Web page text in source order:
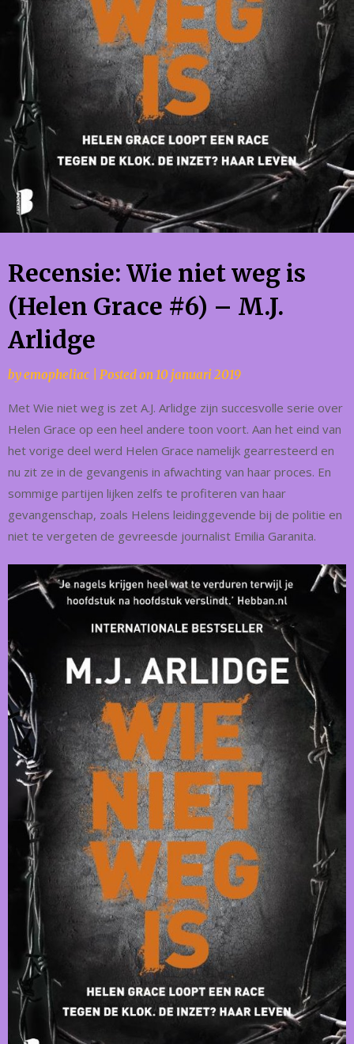
Recensie: Wie niet weg is
(Helen Grace #6) – M.J.
Arlidge
byemopheliac Posted on 10 januari 2019
Met Wie niet weg is zet A.J. Arlidge zijn succesvolle serie over
Helen Grace op een heel andere toon voort. Aan het eind van
het vorige deel werd Helen Grace namelijk gearresteerd en
nu zit ze in de gevangenis in afwachting van haar proces. En
sommige partijen lijken zelfs te profiteren van haar
gevangenschap, zoals Helens leidinggevende bij de politie en
niet te vergeten de gevreesde journalist Emilia Garanita.